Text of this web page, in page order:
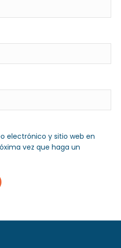
electrónico y sitio web en
vez que haga un